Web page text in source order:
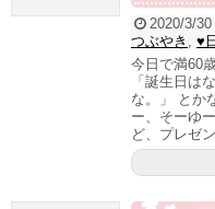
2020/3/30
つぶやき
♥
今日で満60
「誕生日は
な。」 とか
ー、そーゆ
ど、プレゼ